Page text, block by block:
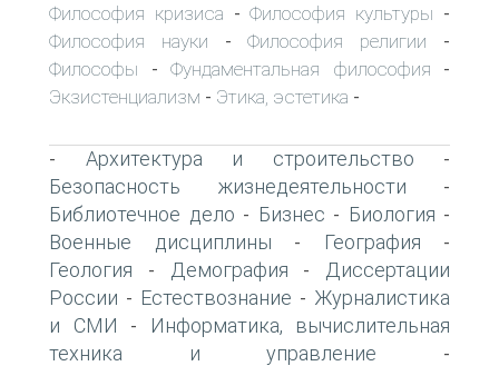
Философия кризиса -Философия культуры -
Философия науки -Философия религии -
Философы - Фундаментальная философия -
Экзистенциализм - Этика, эстетика -
- Архитектура и строительство -
Безопасность жизнедеятельности -
Библиотечное дело - Бизнес - Биология -
Военные дисциплины - География -
Геология - Демография -
Диссертации
России - Естествознание - Журналистика
и СМИ -
Информатика, вычислительная
техника и управление -